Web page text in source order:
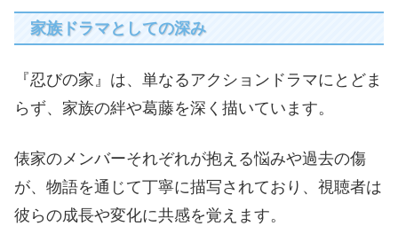
家族ドラマとしての深み
『忍びの家』は、単なるアクションドラマにとどま
らず、家族の絆や葛藤を深く描いています。
俵家のメンバーそれぞれが抱える悩みや過去の傷
が、物語を通じて丁寧に描写されており、視聴者は
彼らの成長や変化に共感を覚えます。